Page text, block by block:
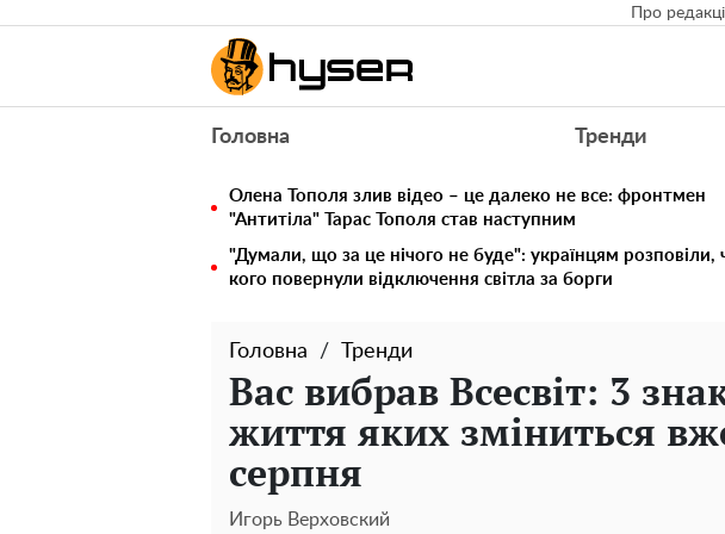
Про
Головна Тренди
Олена Тополя злив відео – це далеко не все: фронтмен
"Антитіла" Тарас Тополя став наступним
"Думали, що за це нічого не буде": українцям розповіли,
кого повернули відключення світла за борги
Головна Тренди
Вас вибрав Всесвіт: 3
життя яких зміниться
серпня
Игорь Верховский